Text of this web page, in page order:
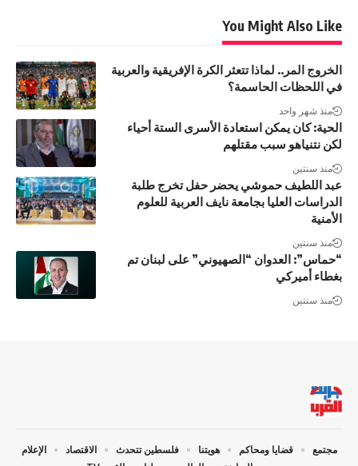
You Might Also Like
الخروج المر.. لماذا تتعثر الكرة الإفريقية والعربية
في اللحظات الحاسمة؟
منذ شهر واحد
الحية: كان يمكن استعادة الأسرى الستة أحياء
لكن نتنياهو سبب مقتلهم
منذ سنتين
عبد اللطيف حموشي يحضر حفل تخرج طلبة
الدراسات العليا بجامعة نايف العربية للعلوم
الأمنية
منذ سنتين
“حماس”: العدوان “الصهيوني” على لبنان تم
بغطاء أميركي
منذ سنتين
مجتمع قضايا ومحاكم هويتنا فلسطين تتحدث الاقتصاد
الإعلام